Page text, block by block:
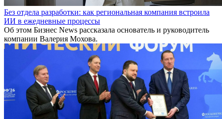
Без отдела разработки: как региональная компания встроила
ИИ в ежедневные процессы
Об этом Бизнес News рассказала основатель и руководитель
компании Валерия Мохова.